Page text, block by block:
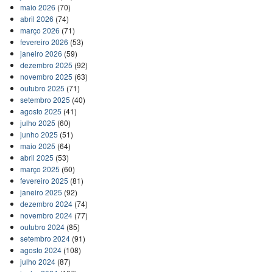
maio 2026 (70)
abril 2026 (74)
março 2026 (71)
fevereiro 2026 (53)
janeiro 2026 (59)
dezembro 2025 (92)
novembro 2025 (63)
outubro 2025 (71)
setembro 2025 (40)
agosto 2025 (41)
julho 2025 (60)
junho 2025 (51)
maio 2025 (64)
abril 2025 (53)
março 2025 (60)
fevereiro 2025 (81)
janeiro 2025 (92)
dezembro 2024(74)
novembro 2024(77)
outubro 2024(85)
setembro 2024(91)
agosto 2024(108)
julho 2024(87)